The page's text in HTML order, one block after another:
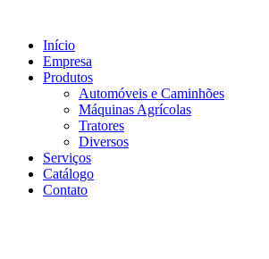
conteúdo
Início
Empresa
Produtos
Automóveis e Caminhões
Máquinas Agrícolas
Tratores
Diversos
Serviços
Catálogo
Contato